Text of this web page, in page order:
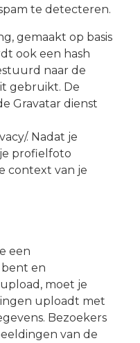
te detecteren.
gemaakt op basis
ook een hash
naar de
gebruikt. De
Gravatar dienst
. Nadat je
profielfoto
context van je
een
en
moet je
uploadt met
Bezoekers
van de